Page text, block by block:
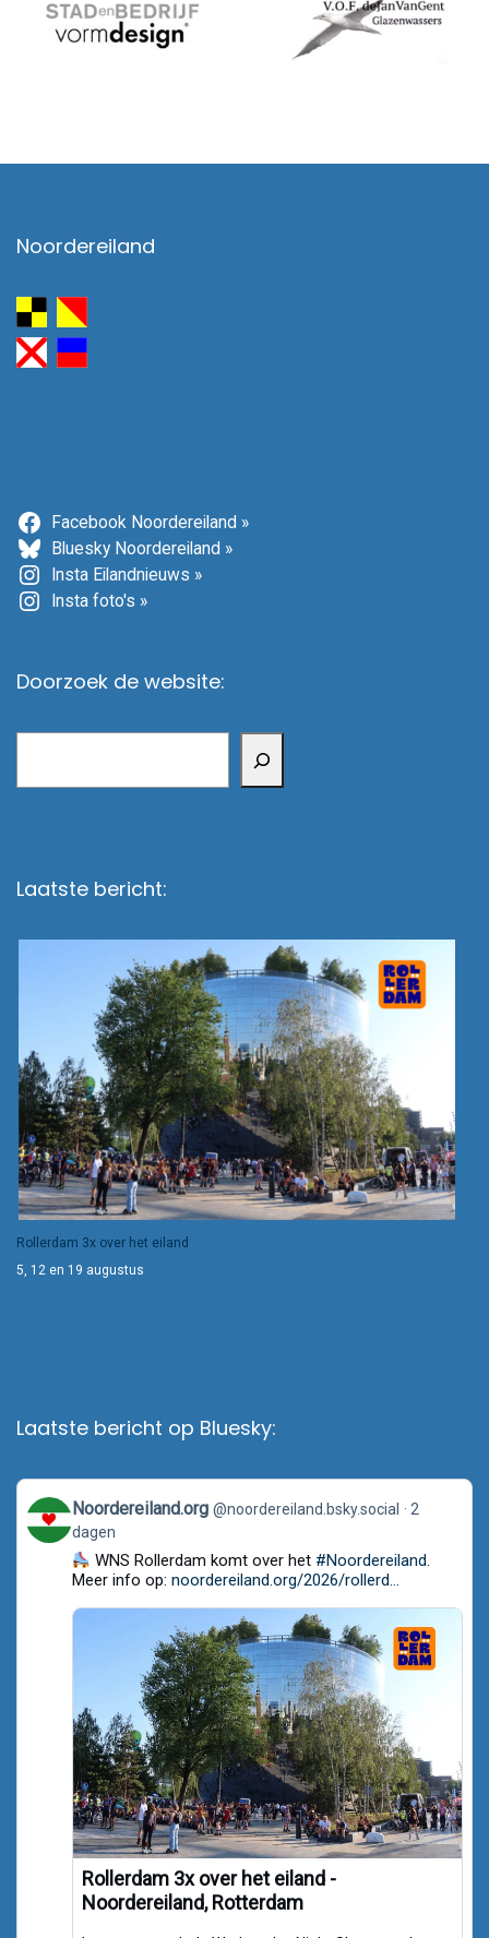
Noordereiland
Facebook Noordereiland »
Bluesky Noordereiland »
Insta Eilandnieuws »
Insta foto's »
Doorzoek de website:
Laatste bericht:
Rollerdam 3x over het eiland
5, 12 en 19 augustus
Laatste bericht op Bluesky:
View
post
by
Noordereiland.org
Bluesky
Noordereiland.org @noordereiland.bsky.social
2
dagen
WNS Rollerdam komt over het #Noordereiland.
Meer info op: noordereiland.org/2026/rollerd...
Rollerdam 3x over het eiland -
Noordereiland, Rotterdam